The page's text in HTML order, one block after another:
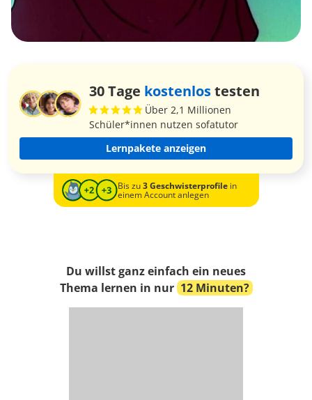
30 Tage kostenlostesten
Über 2,1 Millionen
Schüler*innen nutzen sofatutor
Lernpakete anzeigen
Bis zu3 Geschwisterprofilein
einem Account anlegen
Du willst ganz einfach ein neues
Thema lernen in nur 12 Minuten?